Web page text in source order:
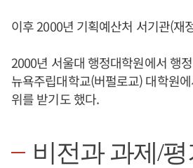
이후 2000년 기획예산처 서기관(재
2000년 서울대 행정대학원에서 행
뉴욕주립대학교(버펄로교) 대학원
위를 받기도 했다.
비전과 과제/